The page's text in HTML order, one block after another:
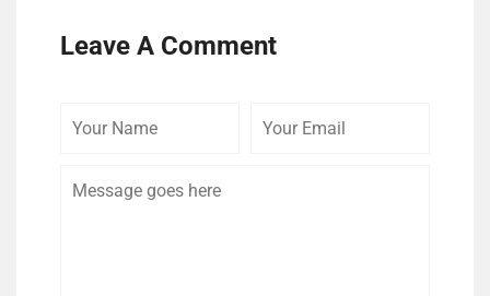
Leave A Comment